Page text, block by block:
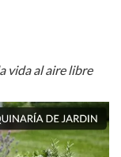
vida al aire libre